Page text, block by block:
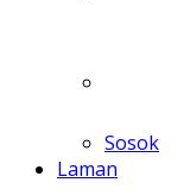
Sosok
Laman